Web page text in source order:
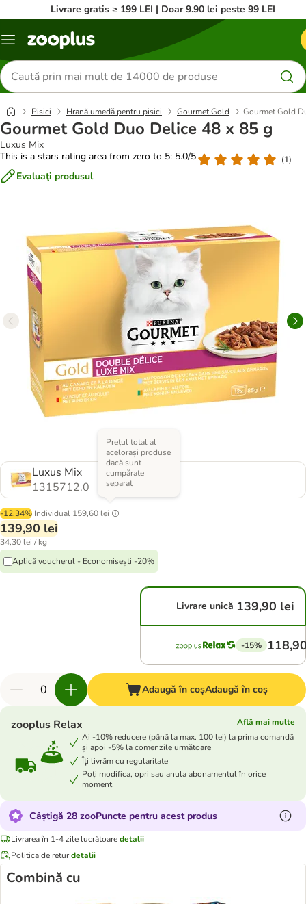
Livrare gratis ≥ 199 LEI | Doar 9.90 lei peste 99 LEI
Categorii
Căutare
produse
Pisici Hrană umedă pentru pisici Gourmet Gold Gourmet Gold
Gourmet Gold Duo Delice 48 x 85 g
Luxus Mix
This is a stars rating area from zero to 5: 5.0/5
(1)
Evaluaţi produsul
Luxus Mix
1315712.0
-12.34% Individual 159,60 lei
Prețul total al
acelorași produse
dacă sunt
cumpărate
separat
139,90 lei
34,30 lei / kg
Aplică voucherul - Economisești -20%
Livrare unică 139,90 lei
-15%
Adaugă în coșAdaugă în coș
zooplus Relax
Află mai multe
Ai -10% reducere (până la max. 100 lei) la prima comandă
și apoi -5% la comenzile următoare
Îți livrăm cu regularitate
Poți modifica, opri sau anula abonamentul în orice
moment
Câștigă 28 zooPuncte pentru acest produs
Livrarea în 1-4 zile lucrătoaredetalii
Politica de returdetalii
Combină cu